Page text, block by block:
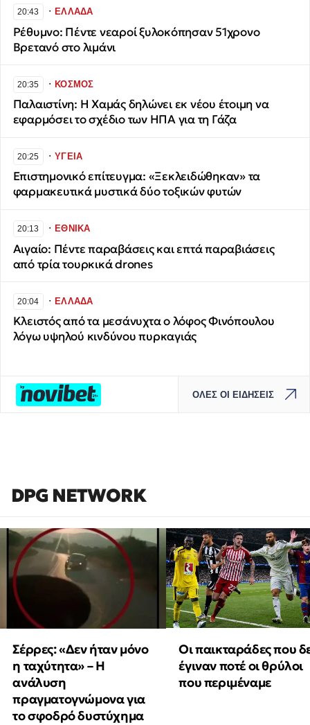
20:43 ∙ΕΛΛΑΔΑ
Ρέθυμνο: Πέντε νεαροί ξυλοκόπησαν 51χρονο
Βρετανό στο λιμάνι
20:35 ∙ΚΟΣΜΟΣ
Παλαιστίνη: Η Χαμάς δηλώνει εκ νέου έτοιμη να
εφαρμόσει το σχέδιο των ΗΠΑ για τη Γάζα
20:25 ∙ΥΓΕΙΑ
Επιστημονικό επίτευγμα: «Ξεκλειδώθηκαν» τα
φαρμακευτικά μυστικά δύο τοξικών φυτών
20:13 ∙ΕΘΝΙΚΑ
Αιγαίο: Πέντε παραβάσεις και επτά παραβιάσεις
από τρία τουρκικά drones
20:04 ∙ΕΛΛΑΔΑ
Κλειστός από τα μεσάνυχτα ο λόφος Φινόπουλου
λόγω υψηλού κινδύνου πυρκαγιάς
ΟΛΕΣ ΟΙ ΕΙΔΗΣΕΙΣ
DPG NETWORK
Σέρρες: «Δεν ήταν μόνο
η ταχύτητα» – Η
ανάλυση
πραγματογνώμονα για
το σφοδρό δυστύχημα
Οι παικταράδες που
έγιναν ποτέ οι θρύλοι
που περιμέναμε